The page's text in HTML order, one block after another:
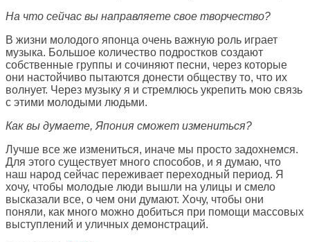
На что сейчас вы направляете свое творчество?
В жизни молодого японца очень важную роль играет
музыка. Большое количество подростков создают
собственные группы и сочиняют песни, через которые
они настойчиво пытаются донести обществу то, что их
волнует. Через музыку я и стремлюсь укрепить мою связь
с этими молодыми людьми.
Как вы думаете, Япония сможет измениться?
Лучше все же измениться, иначе мы просто задохнемся.
Для этого существует много способов, и я думаю, что
наш народ сейчас переживает переходный период. Я
хочу, чтобы молодые люди вышли на улицы и смело
высказали все, о чем они думают. Хочу, чтобы они
поняли, как много можно добиться при помощи массовых
выступлений и уличных демонстраций.